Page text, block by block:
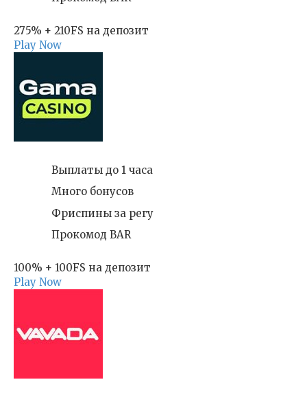
275% + 210FS на депозит
Play Now
Выплаты до 1 часа
Много бонусов
Фриспины за регу
Прокомод BAR
100% + 100FS на депозит
Play Now